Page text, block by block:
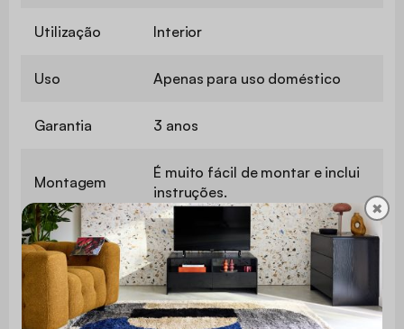
Utilização Interior
Uso Apenas para uso doméstico
Garantia 3 anos
Montagem
É muito fácil de montar e inclui
instruções.
Comprimento do tampo 120 cm
Com arrumação Sim
✖